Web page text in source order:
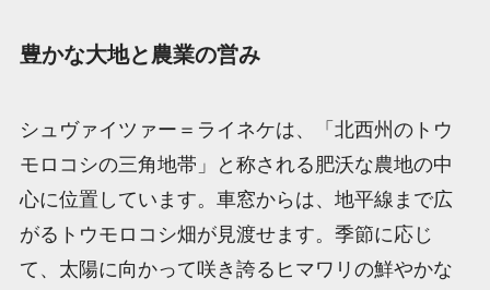
豊かな大地と農業の営み
シュヴァイツァー＝ライネケは、「北西州のトウ
モロコシの三角地帯」と称される肥沃な農地の中
心に位置しています。車窓からは、地平線まで広
がるトウモロコシ畑が見渡せます。季節に応じ
て、太陽に向かって咲き誇るヒマワリの鮮やかな